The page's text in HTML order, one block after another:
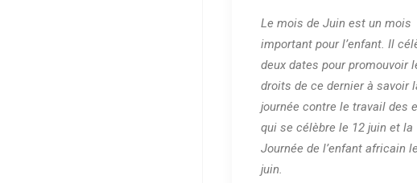
Le mois de Juin est un mois
important pour l’enfant. Il
deux dates pour promouvoir
droits de ce dernier à savoir
journée contre le travail des
qui se célèbre le 12 juin et la
Journée de l’enfant africain
juin.